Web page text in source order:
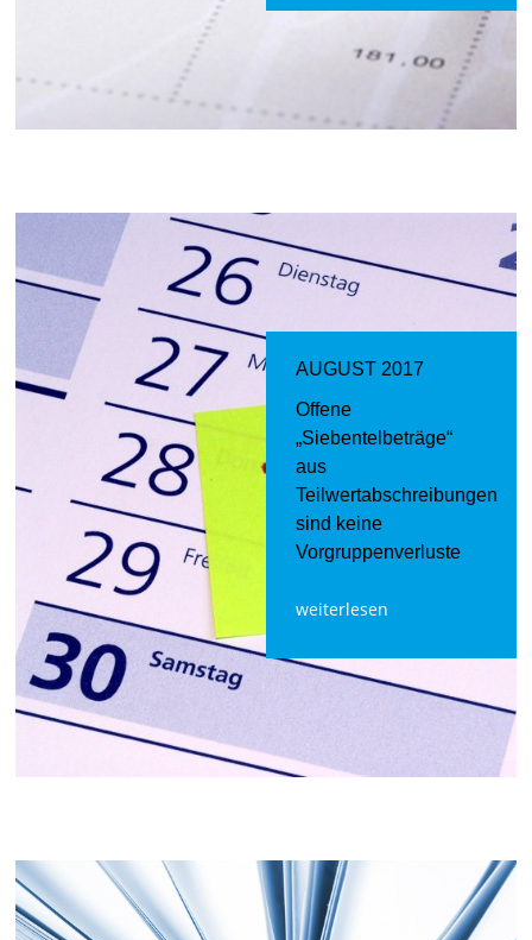
AUGUST 2017
Offene
„Siebentelbeträge“
aus
Teilwertabschreibungen
sind keine
Vorgruppenverluste
weiterlesen